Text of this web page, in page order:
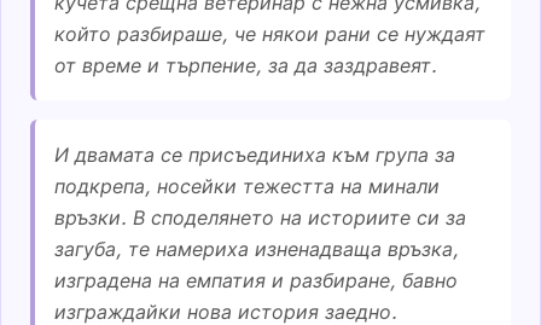
който разбираше, че някои рани се нуждаят
от време и търпение, за да заздравеят.
И двамата се присъединиха към група за
подкрепа, носейки тежестта на минали
връзки. В споделянето на историите си за
загуба, те намериха изненадваща връзка,
изградена на емпатия и разбиране, бавно
изграждайки нова история заедно.